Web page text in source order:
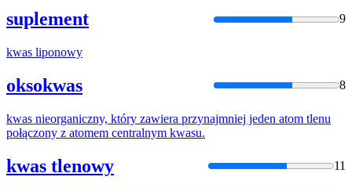
suplement 9
kwas liponowy
oksokwas 8
kwas nieorganiczny, który zawiera przynajmniej jeden atom tlenu
połączony z atomem centralnym kwasu.
kwas tlenowy 11